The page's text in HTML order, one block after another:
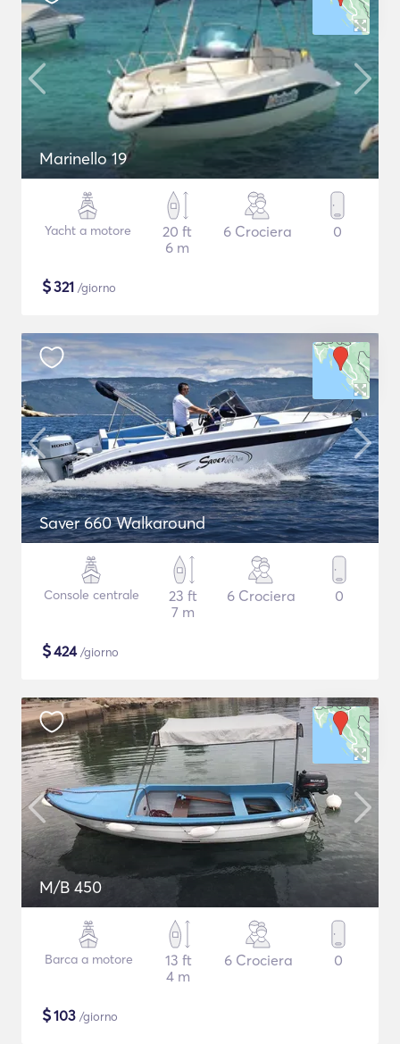
Marinello 19
Yacht a motore
20 ft
6 m
6 Crociera 0
$321 /giorno
Saver 660 Walkaround
Console centrale
23 ft
7 m
6 Crociera 0
$424/giorno
M/B 450
Barca a motore
13 ft
4 m
6 Crociera 0
$103 /giorno